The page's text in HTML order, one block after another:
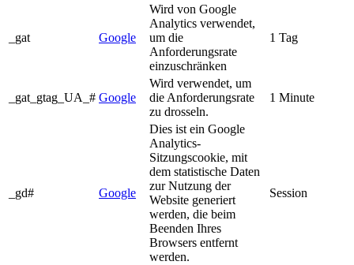
_gat Google
Wird von Google
Analytics verwendet,
um die
Anforderungsrate
einzuschränken
1 Tag
_gat_gtag_UA_# Google
Wird verwendet, um
die Anforderungsrate
zu drosseln.
1 Minute
_gd# Google
Dies ist ein Google
Analytics-
Sitzungscookie, mit
dem statistische Daten
zur Nutzung der
Website generiert
werden, die beim
Beenden Ihres
Browsers entfernt
werden.
Session